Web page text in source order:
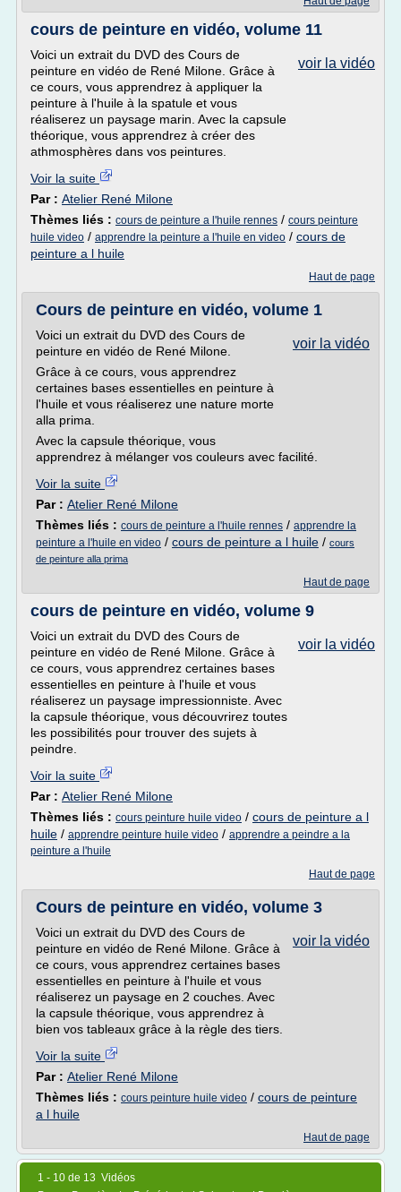
cours de peinture en vidéo, volume 11
voir la vidéo
Voici un extrait du DVD des Cours de
peinture en vidéo de René Milone. Grâce à
ce cours, vous apprendrez à appliquer la
peinture à l'huile à la spatule et vous
réaliserez un paysage marin. Avec la capsule
théorique, vous apprendrez à créer des
athmosphères dans vos peintures.
Voir la suite
Par : Atelier René Milone
Thèmes liés : cours de peinture a l'huile rennes / cours peinture
huile video / apprendre la peinture a l'huile en video / cours de
peinture a l huile
Haut de page
Cours de peinture en vidéo, volume 1
voir la vidéo
Voici un extrait du DVD des Cours de
peinture en vidéo de René Milone.
Grâce à ce cours, vous apprendrez
certaines bases essentielles en peinture à
l'huile et vous réaliserez une nature morte
alla prima.
Avec la capsule théorique, vous
apprendrez à mélanger vos couleurs avec facilité.
Voir la suite
Par : Atelier René Milone
Thèmes liés : cours de peinture a l'huile rennes / apprendre la
peinture a l'huile en video / cours de peinture a l huile / cours
de peinture alla prima
Haut de page
cours de peinture en vidéo, volume 9
voir la vidéo
Voici un extrait du DVD des Cours de
peinture en vidéo de René Milone. Grâce à
ce cours, vous apprendrez certaines bases
essentielles en peinture à l'huile et vous
réaliserez un paysage impressionniste. Avec
la capsule théorique, vous découvrirez toutes
les possibilités pour trouver des sujets à
peindre.
Voir la suite
Par : Atelier René Milone
Thèmes liés : cours peinture huile video / cours de peinture a l
huile / apprendre peinture huile video / apprendre a peindre a la
peinture a l'huile
Haut de page
Cours de peinture en vidéo, volume 3
voir la vidéo
Voici un extrait du DVD des Cours de
peinture en vidéo de René Milone. Grâce à
ce cours, vous apprendrez certaines bases
essentielles en peinture à l'huile et vous
réaliserez un paysage en 2 couches. Avec
la capsule théorique, vous apprendrez à
bien vos tableaux grâce à la règle des tiers.
Voir la suite
Par : Atelier René Milone
Thèmes liés : cours peinture huile video / cours de peinture
a l huile
Haut de page
1 - 10 de 13 Vidéos